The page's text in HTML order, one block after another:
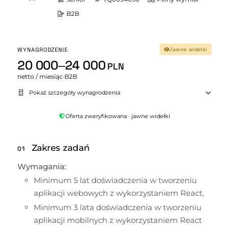
B2B
WYNAGRODZENIE Jawne widełki
20 000–24 000 PLN
netto / miesiąc·B2B
Pokaż szczegóły wynagrodzenia
Oferta zweryfikowana · jawne widełki
01 Zakres zadań
Wymagania:
Minimum 5 lat doświadczenia w tworzeniu
aplikacji webowych z wykorzystaniem React,
Minimum 3 lata doświadczenia w tworzeniu
aplikacji mobilnych z wykorzystaniem React